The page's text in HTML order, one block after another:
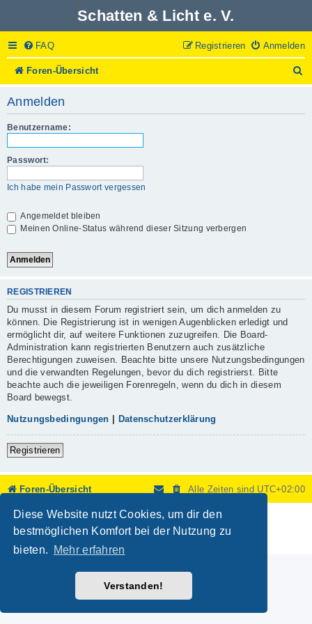
Diese Website nutzt Cookies, um dir den
bestmöglichen Komfort bei der Nutzung zu
bieten.
Mehr erfahren
Verstanden!
Schatten & Licht e. V.
FAQ Anmelden
Registrieren
Foren-Übersicht
u
Anmelden
Benutzername:
Passwort:
Ich habe mein Passwort vergessen
Angemeldet bleiben
Meinen Online-Status während dieser Sitzung verbergen
REGISTRIEREN
Du musst in diesem Forum registriert sein, um dich anmelden zu
können. Die Registrierung ist in wenigen Augenblicken erledigt und
ermöglicht dir, auf weitere Funktionen zuzugreifen. Die Board-
Administration kann registrierten Benutzern auch zusätzliche
Berechtigungen zuweisen. Beachte bitte unsere Nutzungsbedingungen
und die verwandten Regelungen, bevor du dich registrierst. Bitte
beachte auch die jeweiligen Forenregeln, wenn du dich in diesem
Board bewegst.
Nutzungsbedingungen Datenschutzerklärung
Registrieren
Foren-Übersicht Alle Zeiten sind UTC+02:00
Powered byphpBB® Forum Software © phpBB Limited
Deutsche Übersetzung durchphpBB.de